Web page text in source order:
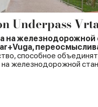
Underpass
на железнодорожной
способное
железнодорожной